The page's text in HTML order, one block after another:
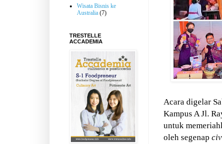
Acara digelar
Kampus A Jl.
untuk
oleh segenap
Wisata Bisnis ke
Australia (7)
TRESTELLE
ACCADEMIA